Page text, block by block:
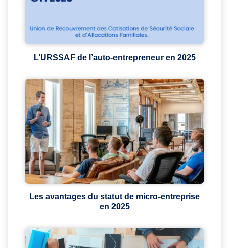
L’URSSAF de l’auto-entrepreneur en 2025
Les avantages du statut de micro-entreprise
en 2025